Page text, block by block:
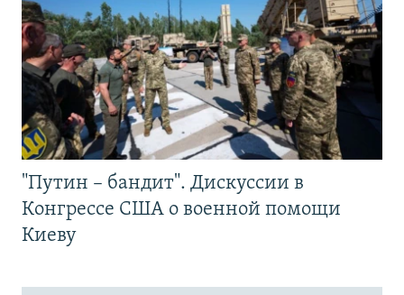
"Путин – бандит". Дискуссии в
Конгрессе США о военной помощи
Киеву